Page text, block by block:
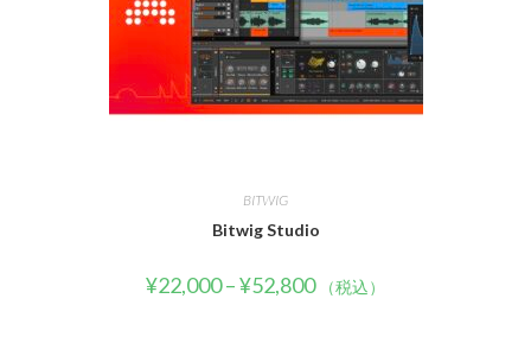
BITWIG
Bitwig Studio
¥22,000–¥52,800 （税込）